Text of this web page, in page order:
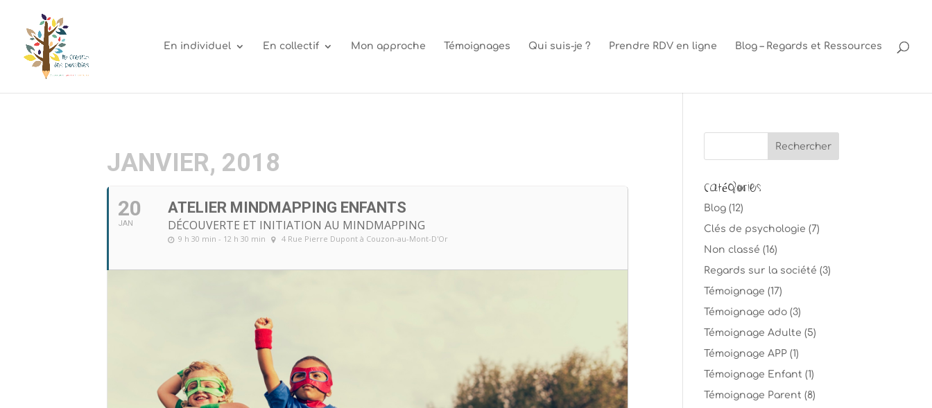
En individuel En collectif Mon approche Témoignages Qui suis-je ? Prendre RDV en ligne Blog – Regards et Ressources
JANVIER, 2018
20
JAN
ATELIER MINDMAPPING ENFANTS
DÉCOUVERTE ET INITIATION AU MINDMAPPING
9 h 30 min - 12 h 30 min 4 Rue Pierre Dupont à Couzon-au-Mont-D'Or
Catégories
Blog (12)
Clés de psychologie (7)
Non classé (16)
Regards sur la société (3)
Témoignage (17)
Témoignage ado (3)
Témoignage Adulte (5)
Témoignage APP (1)
Témoignage Enfant (1)
Témoignage Parent (8)